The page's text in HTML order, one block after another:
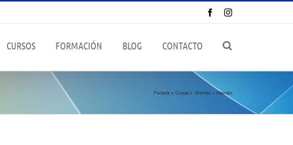
FacebookInstagram
CURSOS FORMACIÓN BLOG CONTACTO
Portada » Cursos » Idiomas » Alemán